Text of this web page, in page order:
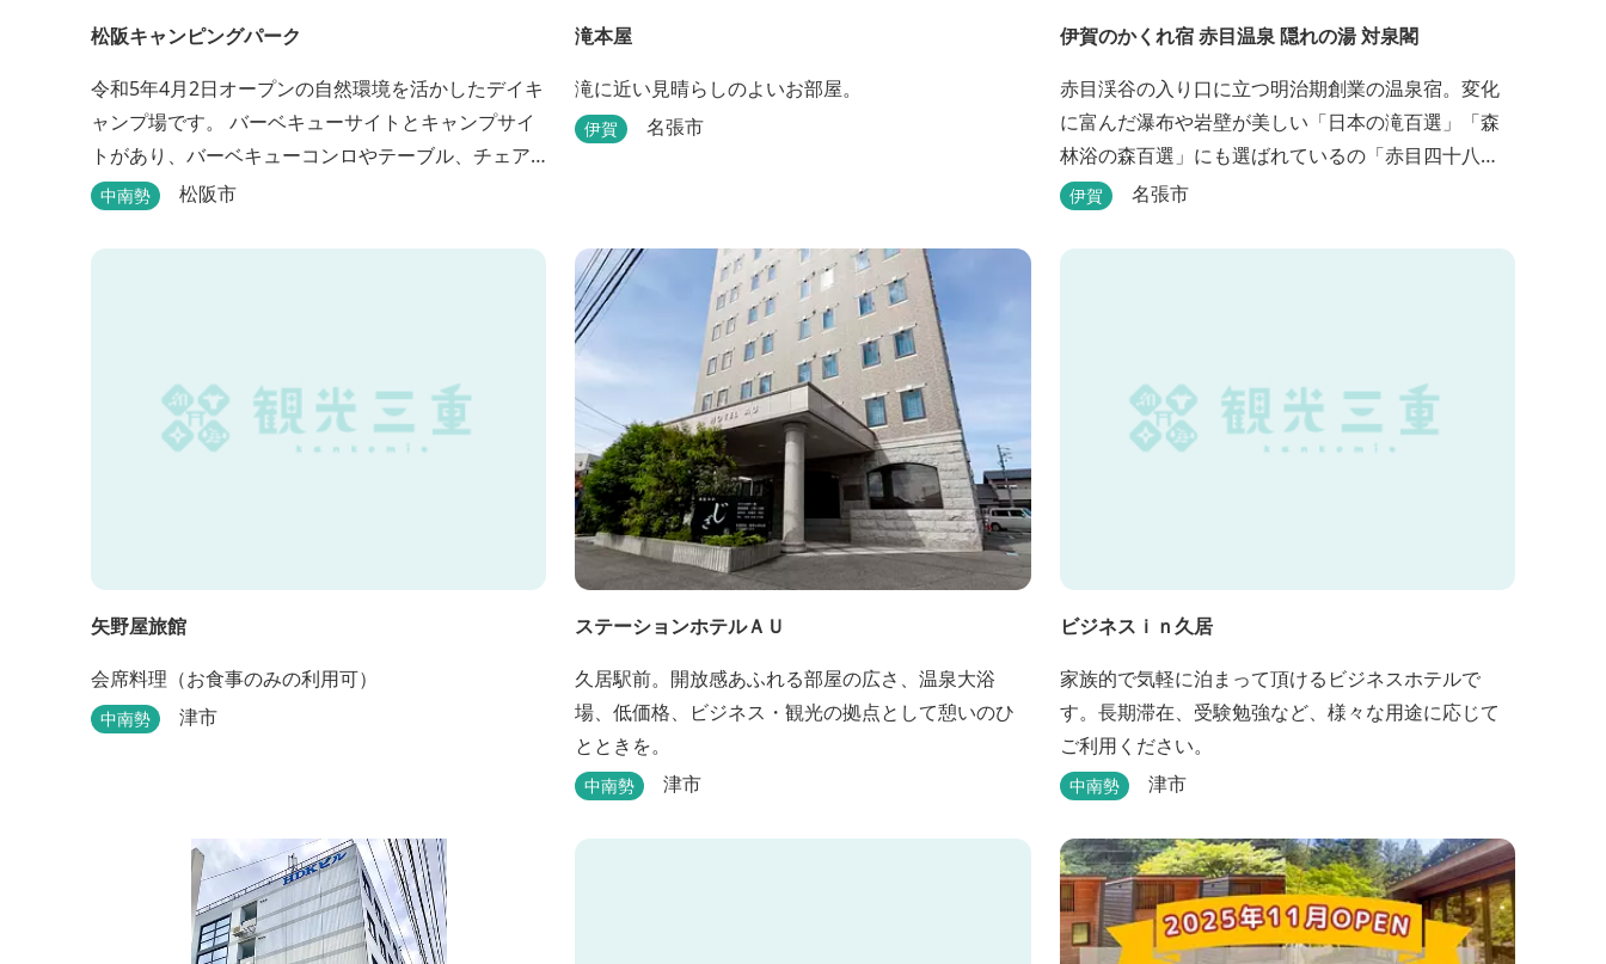
松阪キャンピングパーク
令和5年4月2日オープンの自然環境を活かしたデイキ
ャンプ場です。 バーベキューサイトとキャンプサイ
トがあり、バーベキューコンロやテーブル、チェア
などのレンタルもあります。 また、バーベキューサ
ん、ぜひご利用ください！
中南勢 松阪市
滝本屋
滝に近い見晴らしのよいお部屋。
伊賀 名張市
伊賀のかくれ宿 赤目温泉 隠れの湯 対泉閣
赤目渓谷の入り口に立つ明治期創業の温泉宿。変化
に富んだ瀑布や岩壁が美しい「日本の滝百選」「森
林浴の森百選」にも選ばれているの「赤目四十八
滝」や、忍者体験ができる「忍者の森」へ徒歩５分
湧くアルカリ性単純温泉はしっとり滑らかな肌触り
伊賀 名張市
矢野屋旅館
会席料理（お食事のみの利用可）
中南勢 津市
ステーションホテルＡＵ
久居駅前。開放感あふれる部屋の広さ、温泉大浴
場、低価格、ビジネス・観光の拠点として憩いのひ
とときを。
中南勢 津市
ビジネスｉｎ久居
家族的で気軽に泊まって頂けるビジネスホテルで
す。長期滞在、受験勉強など、様々な用途に応じて
ご利用ください。
中南勢 津市